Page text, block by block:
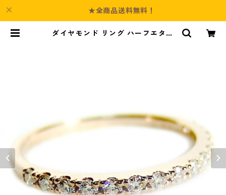
★全商品送料無料！
ダイヤモンド リング ハーフエタニ